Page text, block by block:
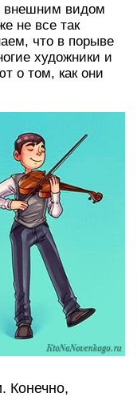
внешним видом
не все так
что в порыве
художники и
о том, как они
Конечно,